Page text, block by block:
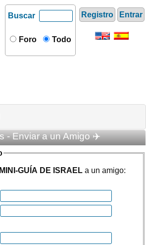
Registro Entrar
Buscar
Foro Todo
- Enviar a un Amigo ✈️
MINI-GUÍA DE ISRAEL a un amigo: